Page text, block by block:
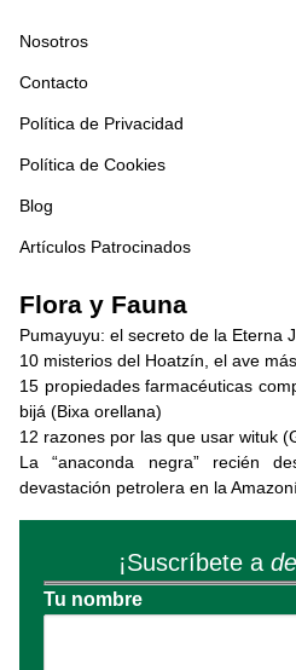
Nosotros
Contacto
Política de Privacidad
Política de Cookies
Blog
Artículos Patrocinados
Flora y Fauna
Pumayuyu: el secreto de la Eterna
10 misterios del Hoatzín, el ave
15 propiedades farmacéuticas
bijá (Bixa orellana)
12 razones por las que usar wituk
La “anaconda negra” recién
devastación petrolera en la
¡Suscríbete a
Tu nombre